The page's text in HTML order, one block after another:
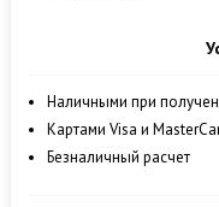
Наличными при
Картами Visa и
Безналичный расчет